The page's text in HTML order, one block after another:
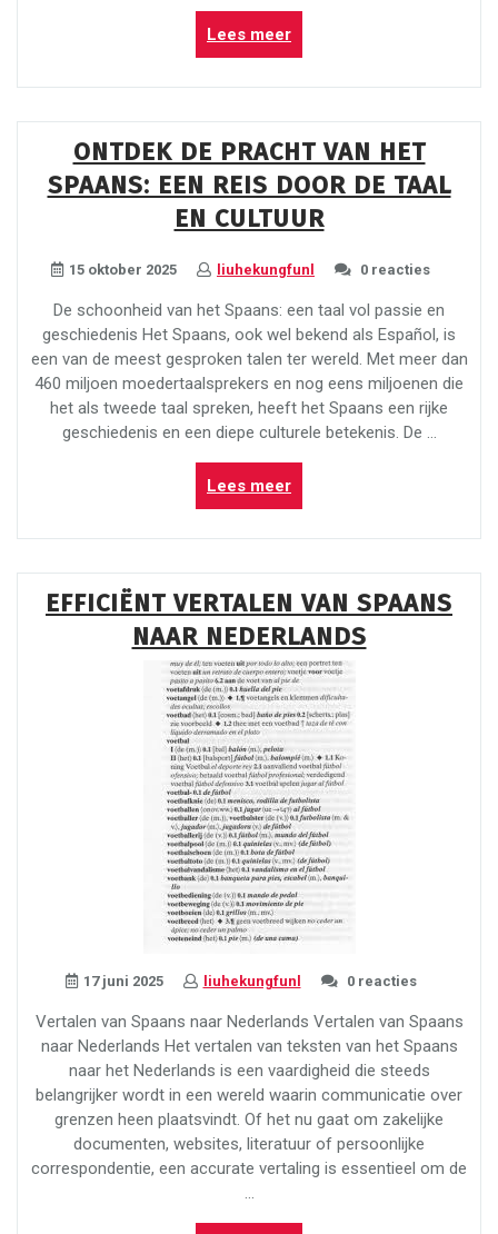
Lees meer“Vertalen
van
Nederlands
met
de
Juiste
Uitspraak”
ONTDEK DE PRACHT VAN HET
SPAANS: EEN REIS DOOR DE TAAL
EN CULTUUR
15 oktober 2025 liuhekungfunl 0 reacties
De schoonheid van het Spaans: een taal vol passie en
geschiedenis Het Spaans, ook wel bekend als Español, is
een van de meest gesproken talen ter wereld. Met meer dan
460 miljoen moedertaalsprekers en nog eens miljoenen die
het als tweede taal spreken, heeft het Spaans een rijke
geschiedenis en een diepe culturele betekenis. De …
Lees meer“Ontdek
de
pracht
Spaans:
een
reis
door
de
taal
en
cultuur”
EFFICIËNT VERTALEN VAN SPAANS
NAAR NEDERLANDS
17 juni 2025 liuhekungfunl 0 reacties
Vertalen van Spaans naar Nederlands Vertalen van Spaans
naar Nederlands Het vertalen van teksten van het Spaans
naar het Nederlands is een vaardigheid die steeds
belangrijker wordt in een wereld waarin communicatie over
grenzen heen plaatsvindt. Of het nu gaat om zakelijke
documenten, websites, literatuur of persoonlijke
correspondentie, een accurate vertaling is essentieel om de
…